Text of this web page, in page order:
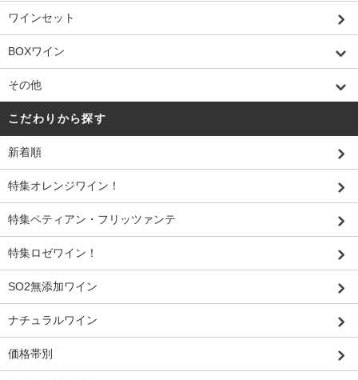
ワインセット
BOXワイン
その他
こだわりから探す
新着順
特集オレンジワイン！
特集ペティアン・フリッツァンテ
特集ロゼワイン！
SO2無添加ワイン
ナチュラルワイン
価格帯別